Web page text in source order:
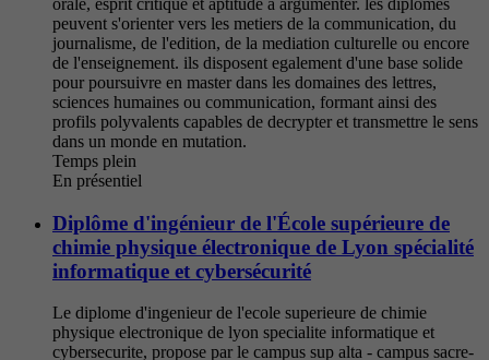
peuvent s'orienter vers les metiers de la communication, du
journalisme, de l'edition, de la mediation culturelle ou encore
de l'enseignement. ils disposent egalement d'une base solide
pour poursuivre en master dans les domaines des lettres,
sciences humaines ou communication, formant ainsi des
profils polyvalents capables de decrypter et transmettre le sens
dans un monde en mutation.
Temps plein
En présentiel
Diplôme d'ingénieur de l'École supérieure de
chimie physique électronique de Lyon spécialité
informatique et cybersécurité
Le diplome d'ingenieur de l'ecole superieure de chimie
physique electronique de lyon specialite informatique et
cybersecurite, propose par le campus sup alta - campus sacre-